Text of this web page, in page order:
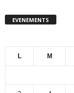
EVENEMENTS
L M